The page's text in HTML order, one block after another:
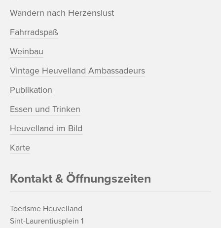
Wandern nach Herzenslust
Fahrradspaß
Weinbau
Vintage Heuvelland Ambassadeurs
Publikation
Essen und Trinken
Heuvelland im Bild
Karte
Kontakt & Öffnungszeiten
Toerisme Heuvelland
Sint-Laurentiusplein 1